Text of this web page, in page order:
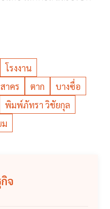
โรงงาน
าคร ตาก
บางซื่อ
พิมพ์ภัทรา วิชัยกุล
ม
จ